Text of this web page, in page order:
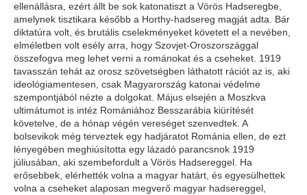
ellenállásra, ezért állt be sok katonatiszt a Vörös Hadseregbe,
amelynek tisztikara később a Horthy-hadsereg magját adta. Bár
diktatúra volt, és brutális cselekményeket követett el a nevében,
elméletben volt esély arra, hogy Szovjet-Oroszországgal
összefogva meg lehet verni a románokat és a cseheket. 1919
tavasszán tehát az orosz szövetségben láthatott rációt az is, aki
ideológiamentesen, csak Magyarország katonai védelme
szempontjából nézte a dolgokat. Május elsején a Moszkva
ultimátumot is intéz Romániához Besszarábia kiürítését
követelve, de a hónap végén vereséget szenvedtek. A
bolsevikok még terveztek egy hadjáratot Románia ellen, de ezt
lényegében meghiúsította egy lázadó parancsnok 1919
júliusában, aki szembefordult a Vörös Hadsereggel. Ha
erősebbek, elérhették volna a magyar határt, és egyesülhettek
volna a cseheket alaposan megverő magyar hadsereggel,